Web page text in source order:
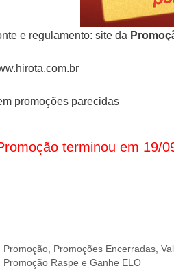
e regulamento: site da
promoções parecidas
terminou em 19/
Categorias
Promoção Promoções Encerradas ,
Promoção Raspe e Ganhe ELO